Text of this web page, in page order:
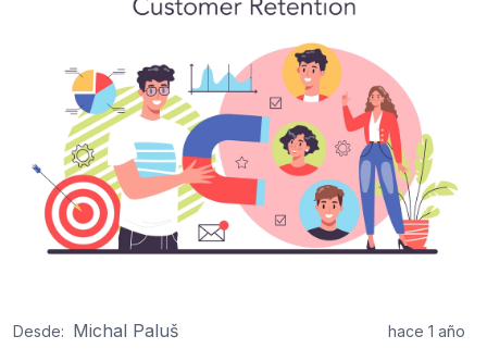
Desde: Michal Paluš hace 1 año